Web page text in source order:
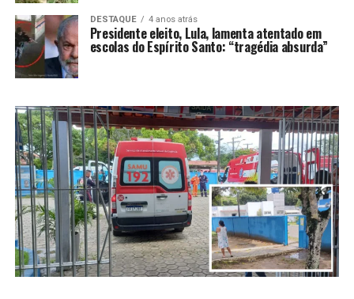
DESTAQUE 4 anos atrás
Presidente eleito, Lula, lamenta atentado em
escolas do Espírito Santo: “tragédia absurda”